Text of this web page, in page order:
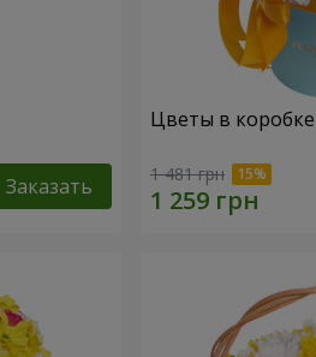
Заказать
Цветы в
1 481 грн